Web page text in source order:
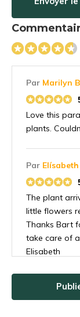
Par Marilyn B
Love this
plants.
Par Elísabeth
The plant
little flowers
Thanks Bart
take care of
Elisabeth
Christine